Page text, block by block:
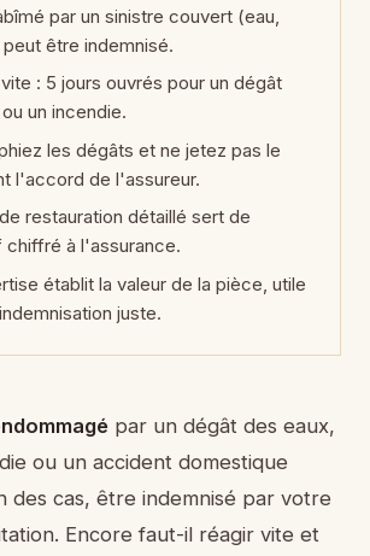
par un sinistre couvert (eau,
être indemnisé.
: 5 jours ouvrés pour un dégât
un incendie.
les dégâts et ne jetez pas le
l'accord de l'assureur.
restauration détaillé sert de
à l'assurance.
établit la valeur de la pièce, utile
juste.
par un dégât des eaux,
ou un accident domestique
des cas, être indemnisé par votre
Encore faut-il réagir vite et